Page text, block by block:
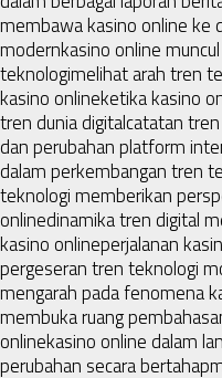
membawa kasino online ke
modernkasino online
teknologimelihat arah tren
kasino onlineketika kasino
tren dunia digitalcatatan
dan perubahan platform
dalam perkembangan tren
teknologi memberikan
onlinedinamika tren digital
kasino onlineperjalanan
pergeseran tren teknologi
mengarah pada fenomena
membuka ruang
onlinekasino online dalam
perubahan secara bertahap